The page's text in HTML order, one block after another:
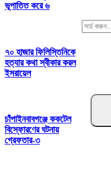
ভূপাতিত করে ৬
৭০ হাজার ফিলিস্তিনিকে
হত্যার কথা স্বীকার করল
ইসরায়েল
চাঁপাইনবাবগঞ্জে ককটেল
বিস্ফোরণের ঘটনায়
গ্রেফতার-৩
Search
For: